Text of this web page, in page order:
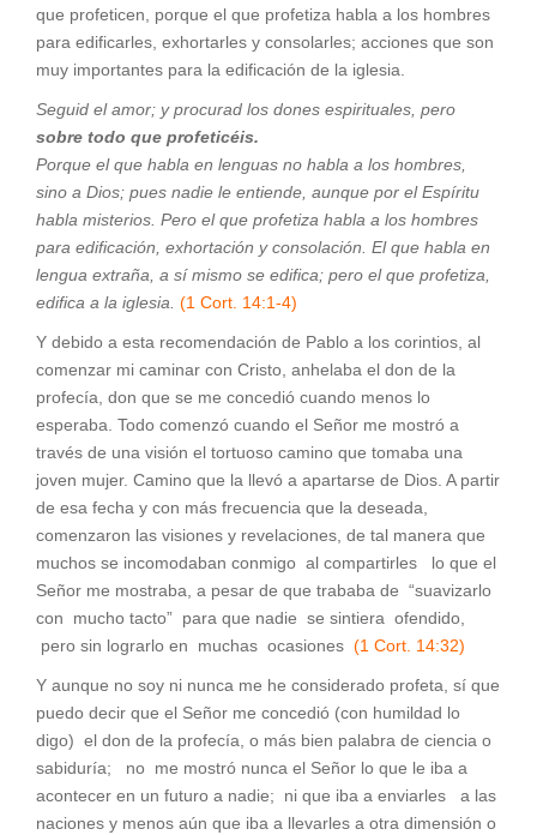
que profeticen, porque el que profetiza habla a los hombres
para edificarles, exhortarles y consolarles; acciones que son
muy importantes para la edificación de la iglesia.
Seguid el amor; y procurad los dones espirituales, pero
sobre todo que profeticéis.
Porque el que habla en lenguas no habla a los hombres,
sino a Dios; pues nadie le entiende, aunque por el Espíritu
habla misterios. Pero el que profetiza habla a los hombres
para edificación, exhortación y consolación. El que habla en
lengua extraña, a sí mismo se edifica; pero el que profetiza,
edifica a la iglesia. (1 Cort. 14:1-4)
Y debido a esta recomendación de Pablo a los corintios, al
comenzar mi caminar con Cristo, anhelaba el don de la
profecía, don que se me concedió cuando menos lo
esperaba. Todo comenzó cuando el Señor me mostró a
través de una visión el tortuoso camino que tomaba una
joven mujer. Camino que la llevó a apartarse de Dios. A partir
de esa fecha y con más frecuencia que la deseada,
comenzaron las visiones y revelaciones, de tal manera que
muchos se incomodaban conmigo al compartirles lo que el
Señor me mostraba, a pesar de que trababa de “suavizarlo
con mucho tacto” para que nadie se sintiera ofendido,
pero sin lograrlo en muchas ocasiones (1 Cort. 14:32)
Y aunque no soy ni nunca me he considerado profeta, sí que
puedo decir que el Señor me concedió (con humildad lo
digo) el don de la profecía, o más bien palabra de ciencia o
sabiduría; no me mostró nunca el Señor lo que le iba a
acontecer en un futuro a nadie; ni que iba a enviarles a las
naciones y menos aún que iba a llevarles a otra dimensión o